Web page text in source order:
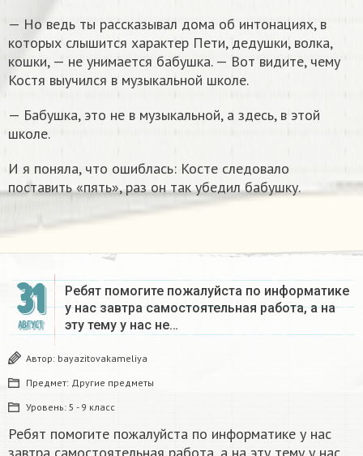
— Но ведь ты рассказывал дома об интонациях, в
которых слышится характер Пети, дедушки, волка,
кошки, — не унимается бабушка. — Вот видите, чему
Костя выучился в музыкальной школе.
— Бабушка, это не в музыкальной, а здесь, в этой
школе.
И я поняла, что ошиблась: Косте следовало
поставить «пять», раз он так убедил бабушку.
31
АВГУСТ
Ребят помогите пожалуйста по информатике
у нас завтра самостоятельная работа, а на
эту тему у нас не…
Автор: bayazitovakameliya
Предмет: Другие предметы
Уровень: 5 - 9 класс
Ребят помогите пожалуйста по информатике у нас